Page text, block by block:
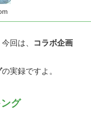
回は、 コラボ企画
の実録ですよ。
グ